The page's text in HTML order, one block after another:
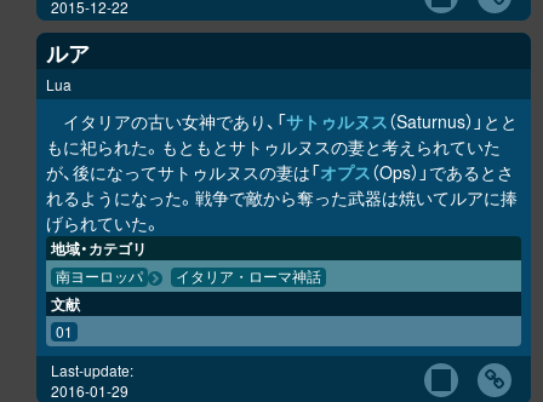
2015-12-22
ルア
Lua
イタリアの古い女神であり、「サトゥルヌス（Saturnus）」とと
もに祀られた。もともとサトゥルヌスの妻と考えられていた
が、後になってサトゥルヌスの妻は「オプス（Ops）」であるとさ
れるようになった。戦争で敵から奪った武器は焼いてルアに捧
げられていた。
地域・カテゴリ
南ヨーロッパ イタリア・ローマ神話
文献
01
Last-update:
2016-01-29